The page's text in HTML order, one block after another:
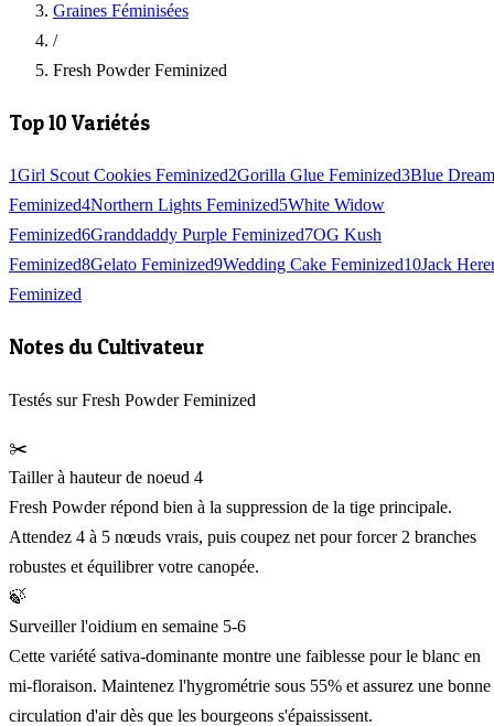
Graines Féminisées
/
Fresh Powder Feminized
Top 10 Variétés
1Girl Scout Cookies Feminized2Gorilla Glue Feminized3Blue Dream
Feminized4Northern Lights Feminized5White Widow
Feminized6Granddaddy Purple Feminized7OG Kush
Feminized8Gelato Feminized9Wedding Cake Feminized10Jack
Feminized
Notes du Cultivateur
Testés sur Fresh Powder Feminized
✂️
Tailler à hauteur de noeud 4
Fresh Powder répond bien à la suppression de la tige principale.
Attendez 4 à 5 nœuds vrais, puis coupez net pour forcer 2 branches
robustes et équilibrer votre canopée.
🍃
Surveiller l'oidium en semaine 5-6
Cette variété sativa-dominante montre une faiblesse pour le blanc en
mi-floraison. Maintenez l'hygrométrie sous 55% et assurez une bonne
circulation d'air dès que les bourgeons s'épaississent.